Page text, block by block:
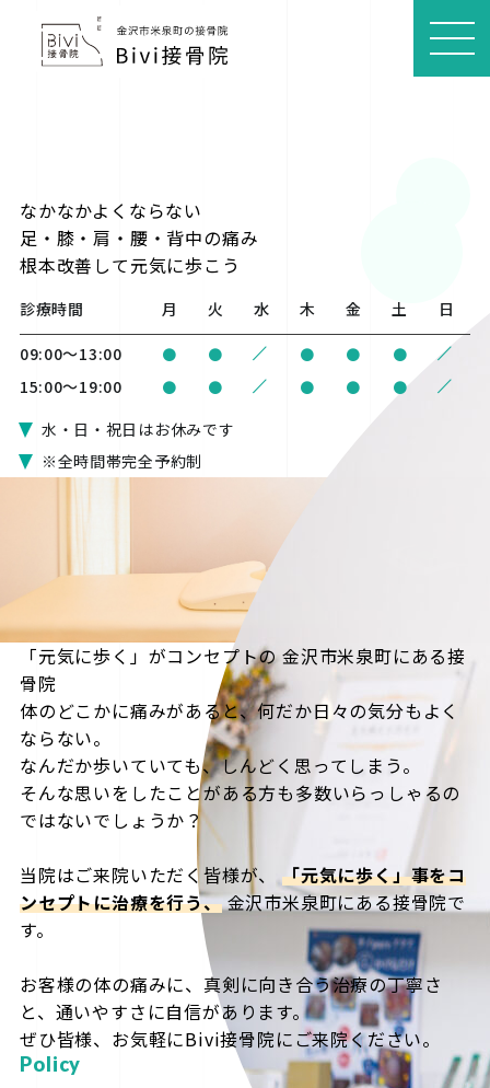
MEN
U
なかなかよくならない
足・膝・肩・腰・背中の痛み
根本改善 して元気に歩こう
診療時間 月 火 水 木 金 土 日
09:00〜13:00 ● ● / ● ● ● /
15:00〜19:00 ● ● / ● ● ● /
水・日・祝日はお休みです
※全時間帯完全予約制
「元気に歩く」がコンセプトの金沢市米泉町にある接
骨院
体のどこかに痛みがあると、何だか日々の気分もよく
ならない。
なんだか歩いていても、しんどく思ってしまう。
そんな思いをしたことがある方も多数いらっしゃるの
ではないでしょうか？
当院はご来院いただく皆様が、
「元気に歩く」事をコ
ンセプトに治療を行う、金沢市米泉町にある接骨院で
す。
お客様の体の痛みに、真剣に向き合う治療の丁寧さ
と、通いやすさに自信があります。
ぜひ皆様、お気軽にBivi接骨院にご来院ください。
Policy